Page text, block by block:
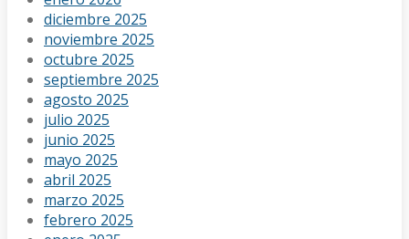
diciembre 2025
noviembre 2025
octubre 2025
septiembre 2025
agosto 2025
julio 2025
junio 2025
mayo 2025
abril 2025
marzo 2025
febrero 2025